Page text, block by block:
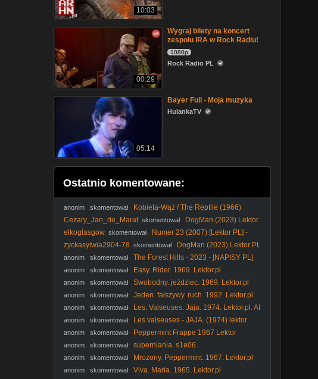
10:03
00:29
Wygraj bilety na koncert
zespołu IRA w Rock Radiu!
1080p
Rock Radio PL
05:14
Bayer Full - Moja muzyka
HulankaTV
Ostatnio komentowane:
anonim skomentował
Kobieta-Wąż / The Reptile (1966)
[Lektor PL]
Cezary_Jan_de_Marat skomentował
DogMan (2023) Lektor
PL
elkoglasgow skomentował
Numer 23 (2007) [Lektor PL] -
The Number 23
zyckasylwia2904-78 skomentował DogMan (2023) Lektor PL
anonim skomentował The Forest Hills - 2023 - [NAPISY PL]
anonim skomentował Easy. Rider. 1969. Lektor.pl
anonim skomentował Swobodny. jeździec. 1969. Lektor.pl
anonim skomentował Jeden. fałszywy. ruch. 1992. Lektor.pl
anonim skomentował Les. Valseuses. Jaja. 1974. Lektor.pl. AI
anonim skomentował Les valseuses - JAJA. (1974) lektor
anonim skomentował Peppermint Frappe 1967 Lektor
anonim skomentował superniania. s1e06
anonim skomentował Mrożony. Peppermint. 1967. Lektor.pl
anonim skomentował
Viva. Maria. 1965. Lektor.pl